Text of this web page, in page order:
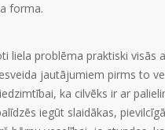
forma.
liela problēma praktiski
jautājumiem pirms to
ka cilvēks ir ar
iegūt slaidākas,